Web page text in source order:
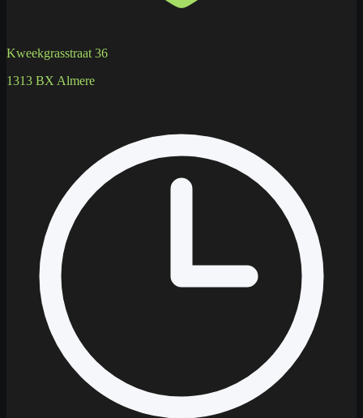
Kweekgrasstraat 36
1313 BX Almere